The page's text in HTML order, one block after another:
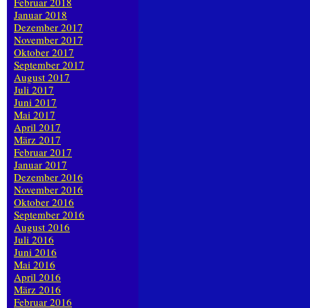
Januar 2018
Dezember 2017
November 2017
Oktober 2017
September 2017
August 2017
Juli 2017
Juni 2017
Mai 2017
April 2017
März 2017
Februar 2017
Januar 2017
Dezember 2016
November 2016
Oktober 2016
September 2016
August 2016
Juli 2016
Juni 2016
Mai 2016
April 2016
März 2016
Februar 2016